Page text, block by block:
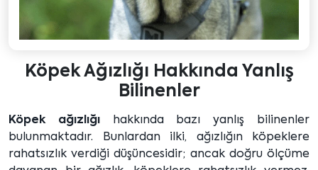
Köpek Ağızlığı Hakkında Yanlış
Bilinenler
Köpek ağızlığıhakkında bazı yanlış bilinenler
bulunmaktadır. Bunlardan ilki, ağızlığın köpeklere
rahatsızlık verdiği düşüncesidir; ancak doğru ölçüme